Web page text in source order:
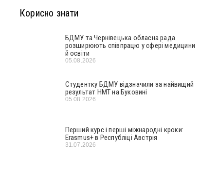
Корисно знати
БДМУ та Чернівецька обласна рада
розширюють співпрацю у сфері медицини
й освіти
05.08.2026
Студентку БДМУ відзначили за найвищий
результат НМТ на Буковині
05.08.2026
Перший курс і перші міжнародні кроки:
Erasmus+ в Республіці Австрія
31.07.2026